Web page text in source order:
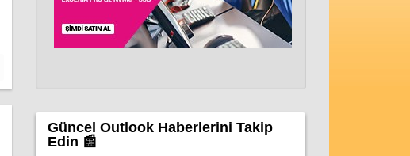
Güncel Outlook Haberlerini Takip
Edin 📰